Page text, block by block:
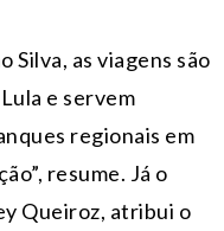
Silva, as viagens são
e servem
regionais em
resume. Já o
Queiroz, atribui o